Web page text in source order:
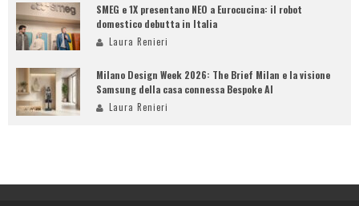
SMEG e 1X presentano NEO a Eurocucina: il robot
domestico debutta in Italia
Laura Renieri
Milano Design Week 2026: The Brief Milan e la visione
Samsung della casa connessa Bespoke AI
Laura Renieri